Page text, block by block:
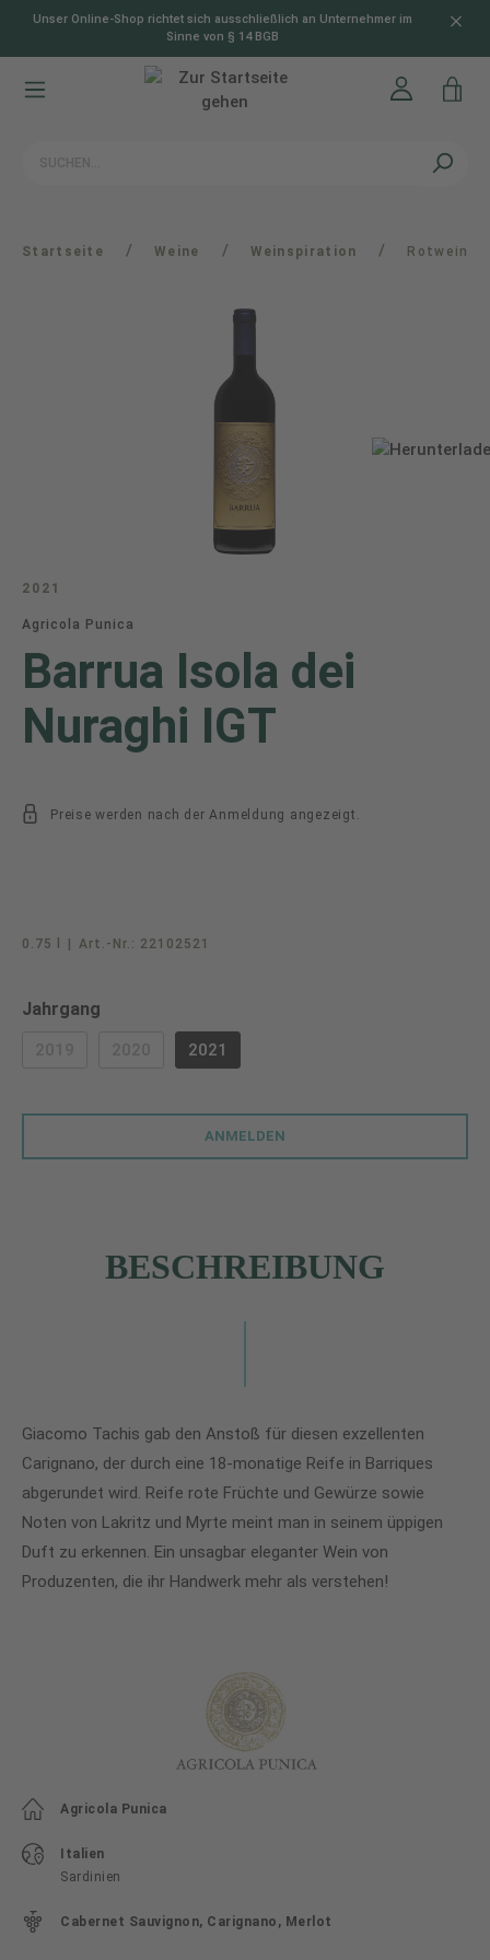
springen
Unser Online-Shop richtet sich ausschließlich an Unternehmer im
Sinne von § 14 BGB
Startseite / Weine / Weinspiration / Rotwein
2021
Agricola Punica
Barrua Isola dei
Nuraghi IGT
Preise werden nach der Anmeldung angezeigt.
0.75 l Art.-Nr.: 22102521
Jahrgang
(DIESE OPTION IST ZURZEIT NICHT VERFÜGBAR.)
(DIESE OPTION IST ZURZEIT NICHT VERFÜGBAR.)
2021
ANMELDEN
BESCHREIBUNG
Giacomo Tachis gab den Anstoß für diesen exzellenten
Carignano, der durch eine 18-monatige Reife in Barriques
abgerundet wird. Reife rote Früchte und Gewürze sowie
Noten von Lakritz und Myrte meint man in seinem üppigen
Duft zu erkennen. Ein unsagbar eleganter Wein von
Produzenten, die ihr Handwerk mehr als verstehen!
Agricola Punica
Italien
Sardinien
Cabernet Sauvignon, Carignano, Merlot